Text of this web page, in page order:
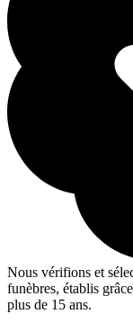
Nous vérifions et
funèbres, établis
plus de 15 ans.